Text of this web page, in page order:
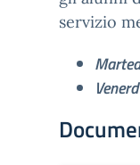
servizio